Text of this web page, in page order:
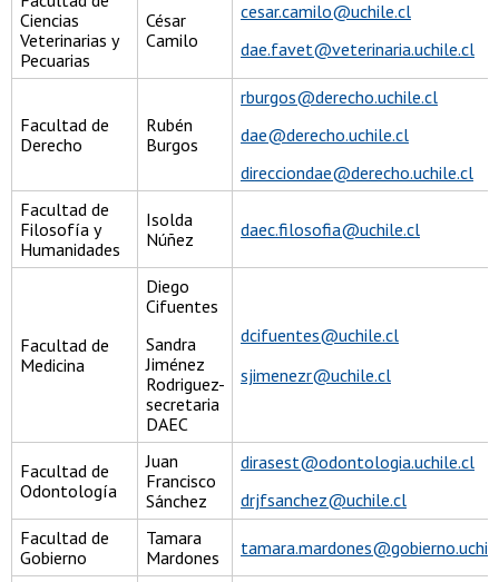
Ciencias
Veterinarias y
Pecuarias
César
Camilo
cesar.camilo@uchile.cl
dae.favet@veterinaria.uchile.cl
Facultad de
Derecho
Rubén
Burgos
rburgos@derecho.uchile.cl
dae@derecho.uchile.cl
direcciondae@derecho.uchile.cl
Facultad de
Filosofía y
Humanidades
Isolda
Núñez
daec.filosofia@uchile.cl
Facultad de
Medicina
Diego
Cifuentes
Sandra
Jiménez
Rodriguez-
secretaria
DAEC
dcifuentes@uchile.cl
sjimenezr@uchile.cl
Facultad de
Odontología
Juan
Francisco
Sánchez
dirasest@odontologia.uchile.cl
drjfsanchez@uchile.cl
Facultad de
Gobierno
Tamara
Mardones